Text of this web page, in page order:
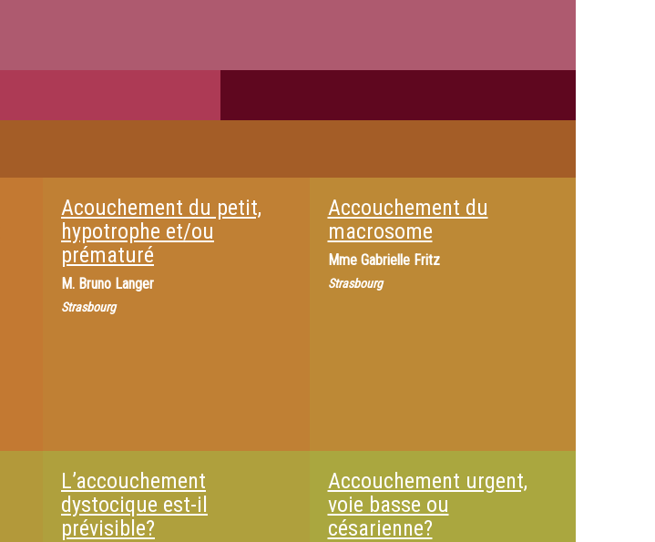
Acouchement du petit,
hypotrophe et/ou
prématuré
M. Bruno Langer
Strasbourg
Accouchement du
macrosome
Mme Gabrielle Fritz
Strasbourg
L’accouchement
dystocique est-il
prévisible?
Accouchement urgent,
voie basse ou
césarienne?